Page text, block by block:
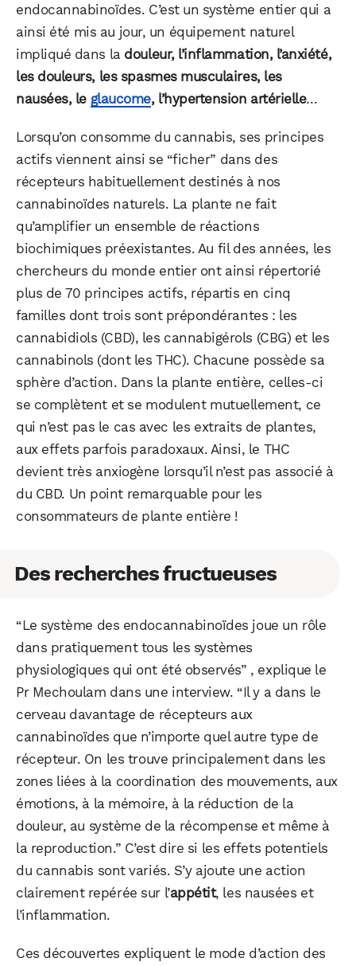
endocannabinoïdes. C’est un système entier qui a
ainsi été mis au jour, un équipement naturel
impliqué dans la douleur, l’inflammation, l’anxiété,
les douleurs, les spasmes musculaires, les
nausées, le glaucome, l’hypertension artérielle…
Lorsqu’on consomme du cannabis, ses principes
actifs viennent ainsi se “ficher” dans des
récepteurs habituellement destinés à nos
cannabinoïdes naturels. La plante ne fait
qu’amplifier un ensemble de réactions
biochimiques préexistantes. Au fil des années, les
chercheurs du monde entier ont ainsi répertorié
plus de 70 principes actifs, répartis en cinq
familles dont trois sont prépondérantes : les
cannabidiols (CBD), les cannabigérols (CBG) et les
cannabinols (dont les THC). Chacune possède sa
sphère d’action. Dans la plante entière, celles-ci
se complètent et se modulent mutuellement, ce
qui n’est pas le cas avec les extraits de plantes,
aux effets parfois paradoxaux. Ainsi, le THC
devient très anxiogène lorsqu’il n’est pas associé à
du CBD. Un point remarquable pour les
consommateurs de plante entière !
Des recherches fructueuses
“Le système des endocannabinoïdes joue un rôle
dans pratiquement tous les systèmes
physiologiques qui ont été observés” , explique le
Pr Mechoulam dans une interview. “Il y a dans le
cerveau davantage de récepteurs aux
cannabinoïdes que n’importe quel autre type de
récepteur. On les trouve principalement dans les
zones liées à la coordination des mouvements, aux
émotions, à la mémoire, à la réduction de la
douleur, au système de la récompense et même à
la reproduction.” C’est dire si les effets potentiels
du cannabis sont variés. S’y ajoute une action
clairement repérée sur l’appétit, les nausées et
l’inflammation.
Ces découvertes expliquent le mode d’action des
Email